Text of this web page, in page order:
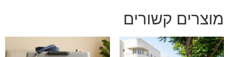
מוצרים קשורים